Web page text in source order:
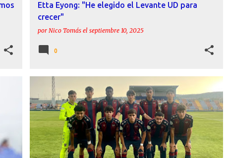
Etta Eyong: "He elegido el Levante UD para
crecer"
por Nico Tomás el septiembre 10, 2025
0
ACTUALIDAD ATLÉTICO LEVANTE FILIAL LEVANTE UD